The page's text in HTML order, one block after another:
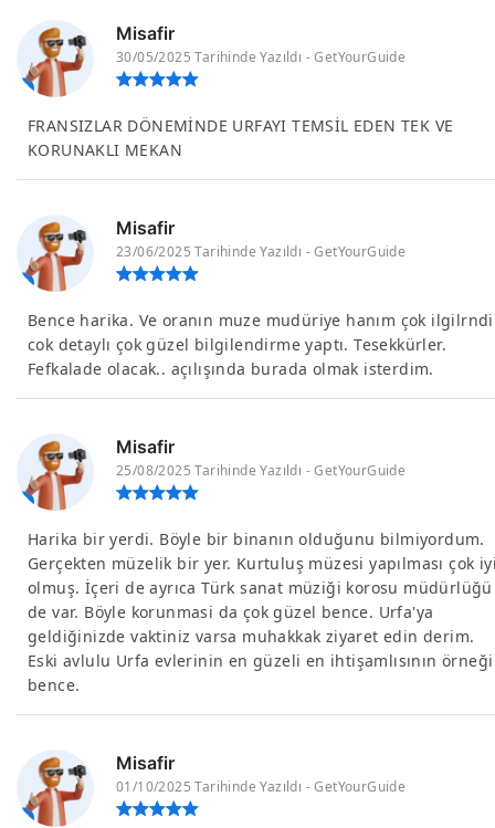
Misafir
30/05/2025 Tarihinde Yazıldı - GetYourGuide
FRANSIZLAR DÖNEMİNDE URFAYI TEMSİL EDEN TEK VE
KORUNAKLI MEKAN
Misafir
23/06/2025 Tarihinde Yazıldı - GetYourGuide
Bence harika. Ve oranın muze mudüriye hanım çok ilgilrndi
cok detaylı çok güzel bilgilendirme yaptı. Tesekkürler.
Fefkalade olacak.. açılışında burada olmak isterdim.
Misafir
25/08/2025 Tarihinde Yazıldı - GetYourGuide
Harika bir yerdi. Böyle bir binanın olduğunu bilmiyordum.
Gerçekten müzelik bir yer. Kurtuluş müzesi yapılması çok
olmuş. İçeri de ayrıca Türk sanat müziği korosu müdürlüğü
de var. Böyle korunmasi da çok güzel bence. Urfa'ya
geldiğinizde vaktiniz varsa muhakkak ziyaret edin derim.
Eski avlulu Urfa evlerinin en güzeli en ihtişamlısının örneği
bence.
Misafir
01/10/2025 Tarihinde Yazıldı - GetYourGuide